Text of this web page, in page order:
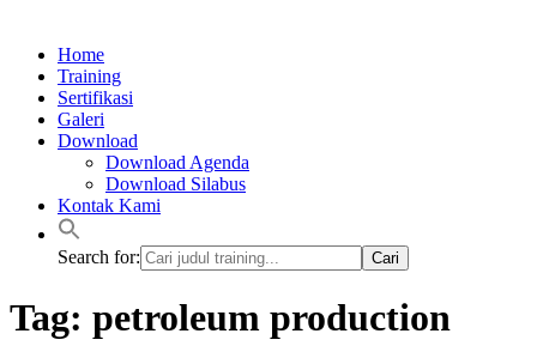
Home
Training
Sertifikasi
Galeri
Download
Download Agenda
Download Silabus
Kontak Kami
Search for:
Tag: petroleum production